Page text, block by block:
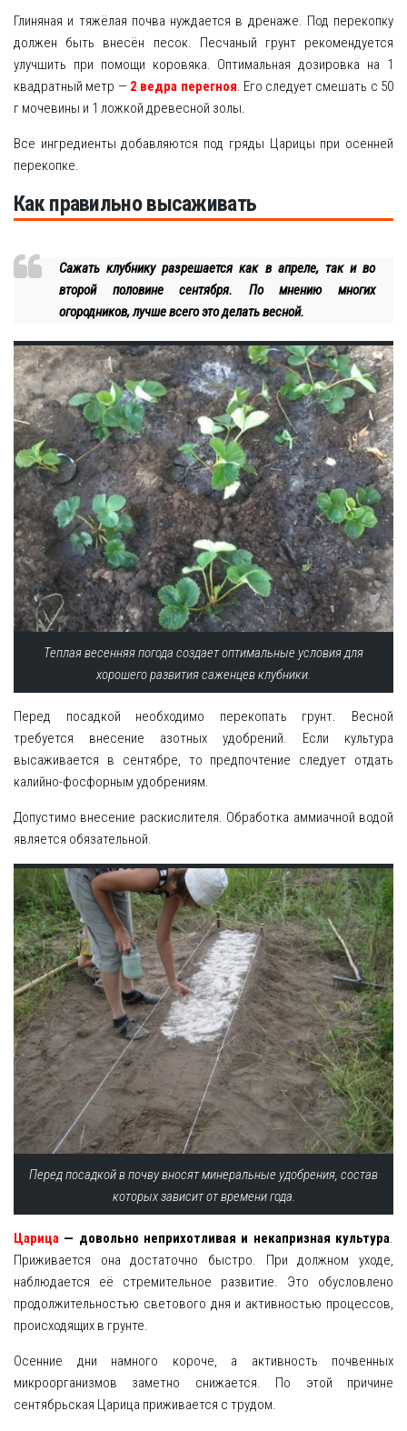
Глиняная и тяжёлая почва нуждается в дренаже. Под перекопку
должен быть внесён песок. Песчаный грунт рекомендуется
улучшить при помощи коровяка. Оптимальная дозировка на 1
квадратный метр — 2 ведра перегноя. Его следует смешать с 50
г мочевины и 1 ложкой древесной золы.
Все ингредиенты добавляются под гряды Царицы при осенней
перекопке.
Как правильно высаживать
Сажать клубнику разрешается как в апреле, так и во
второй половине сентября. По мнению многих
огородников, лучше всего это делать весной.
Теплая весенняя погода создает оптимальные условия для
хорошего развития саженцев клубники.
Перед посадкой необходимо перекопать грунт. Весной
требуется внесение азотных удобрений. Если культура
высаживается в сентябре, то предпочтение следует отдать
калийно-фосфорным удобрениям.
Допустимо внесение раскислителя. Обработка аммиачной водой
является обязательной.
Перед посадкой в почву вносят минеральные удобрения, состав
которых зависит от времени года.
Царица — довольно неприхотливая и некапризная культура
Приживается она достаточно быстро. При должном уходе,
наблюдается её стремительное развитие. Это обусловлено
продолжительностью светового дня и активностью процессов,
происходящих в грунте.
Осенние дни намного короче, а активность почвенных
микроорганизмов заметно снижается. По этой причине
сентябрьская Царица приживается с трудом.